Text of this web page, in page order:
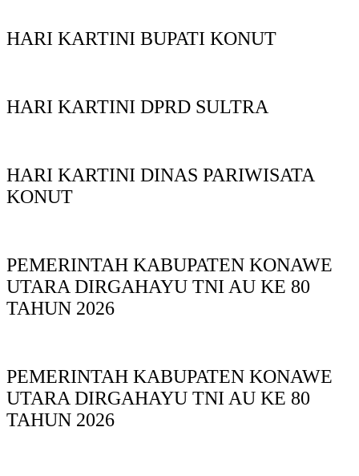
HARI KARTINI BUPATI KONUT
HARI KARTINI DPRD SULTRA
HARI KARTINI DINAS PARIWISATA
KONUT
PEMERINTAH KABUPATEN KONAWE
UTARA DIRGAHAYU TNI AU KE 80
TAHUN 2026
PEMERINTAH KABUPATEN KONAWE
UTARA DIRGAHAYU TNI AU KE 80
TAHUN 2026